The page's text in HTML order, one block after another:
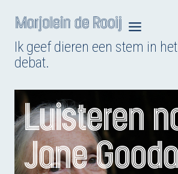
naar
inhoud
Ik geef dieren een stem in
debat.
Luisteren
Jane Goodall